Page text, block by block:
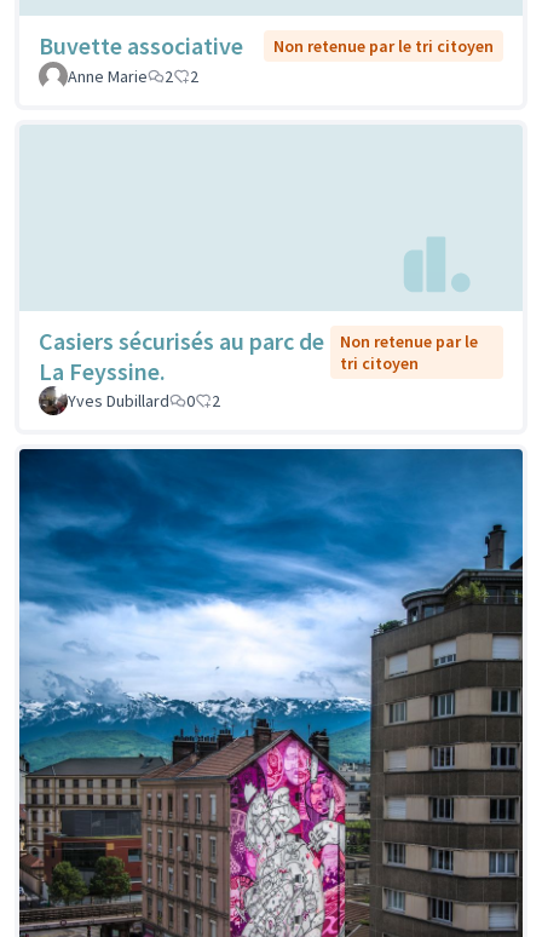
Buvette associative
Non retenue par le tri citoyen
Anne Marie
2 2
Casiers sécurisés au parc de
La Feyssine.
Non retenue par le
tri citoyen
Yves Dubillard
0 2